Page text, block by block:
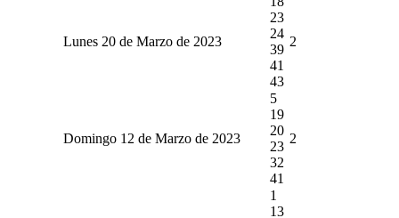
Lunes 20 de Marzo de 2023
23
24
39
41
43
2
Domingo 12 de Marzo de 2023
5
19
20
23
32
41
2
1
13